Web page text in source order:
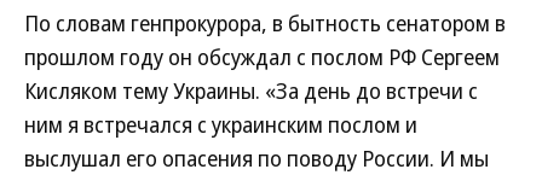
По словам генпрокурора, в бытность сенатором в
прошлом году он обсуждал с послом РФ Сергеем
Кисляком тему Украины. «За день до встречи с
ним я встречался с украинским послом и
выслушал его опасения по поводу России. И мы